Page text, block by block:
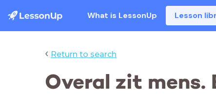
What is LessonUp Lesson
‹ Return to search
Overal zit mens.